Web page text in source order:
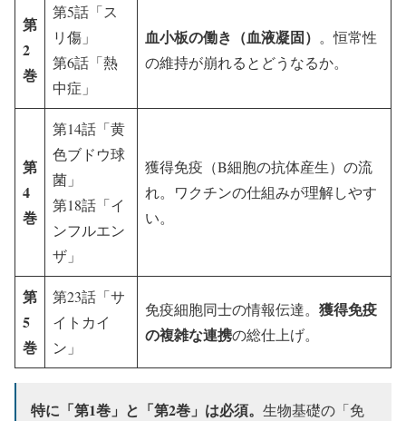
第
2
巻
第5話「ス
リ傷」
第6話「熱
中症」
血小板の働き（血液凝固） 。恒常性
の維持が崩れるとどうなるか。
第
4
巻
第14話「黄
色ブドウ球
菌」
第18話「イ
ンフルエン
ザ」
獲得免疫（B細胞の抗体産生）の流
れ。ワクチンの仕組みが理解しやす
い。
第
5
巻
第23話「サ
イトカイ
ン」
免疫細胞同士の情報伝達。 獲得免疫
の複雑な連携の総仕上げ。
特に「第1巻」と「第2巻」は必須。 生物基礎の「免